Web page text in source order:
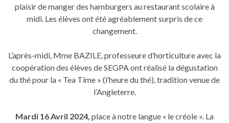
plaisir de manger des hamburgers au restaurant scolaire à
midi. Les élèves ont été agréablement surpris de ce
changement.
L’après-midi, Mme BAZILE, professeure d’horticulture avec la
coopération des élèves de SEGPA ont réalisé la dégustation
du thé pour la « Tea Time » (l’heure du thé), tradition venue de
l’Angleterre.
Mardi 16 Avril 2024, place à notre langue « le créole ». La